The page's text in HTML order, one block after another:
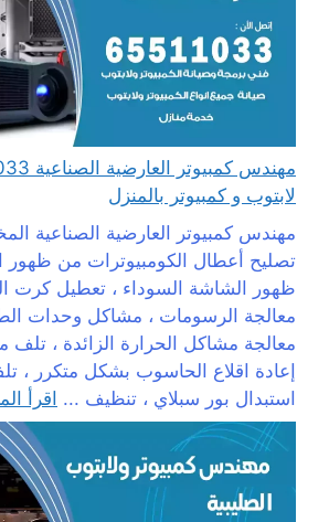
لابتوب و كمبيوتر بالمنزل
مهندس كمبيوتر العارضية الصناعية
تصليح أعطال الكومبيوترات من ظهور
ظهور الشاشة السوداء ، تعطيل كرت
معالجة الرسومات ، مشاكل وحدات
معالجة مشاكل الحرارة الزائدة ، تلف
إعادة اقلاع الحاسوب بشكل متكرر ،
استبدال بور سبلاي ، تنظيف ... اقرأ